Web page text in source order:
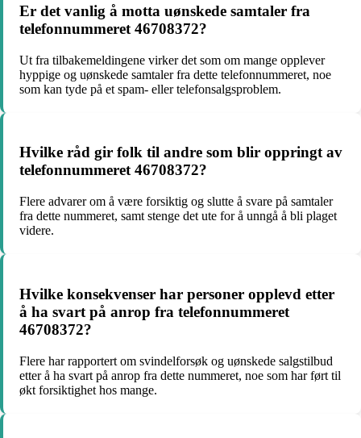
Er det vanlig å motta uønskede samtaler fra
telefonnummeret 46708372?
Ut fra tilbakemeldingene virker det som om mange opplever
hyppige og uønskede samtaler fra dette telefonnummeret, noe
som kan tyde på et spam- eller telefonsalgsproblem.
Hvilke råd gir folk til andre som blir oppringt av
telefonnummeret 46708372?
Flere advarer om å være forsiktig og slutte å svare på samtaler
fra dette nummeret, samt stenge det ute for å unngå å bli plaget
videre.
Hvilke konsekvenser har personer opplevd etter
å ha svart på anrop fra telefonnummeret
46708372?
Flere har rapportert om svindelforsøk og uønskede salgstilbud
etter å ha svart på anrop fra dette nummeret, noe som har ført til
økt forsiktighet hos mange.